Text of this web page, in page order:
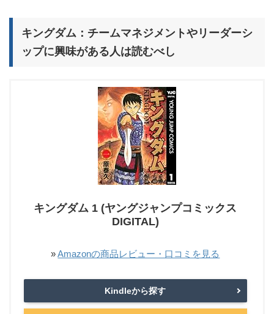
キングダム：チームマネジメントやリーダーシ
ップに興味がある人は読むべし
キングダム 1 (ヤングジャンプコミックス
DIGITAL)
»Amazonの商品レビュー・口コミを見る
Kindleから探す